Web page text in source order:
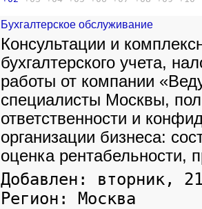
Бухгалтерское обслуживание
Консультации и
бухгалтерского учета,
работы от компании
специалисты Москвы,
ответственности и
организации бизнеса:
оценка рентабельности,
Добавлен: вторник,
Регион: Москва